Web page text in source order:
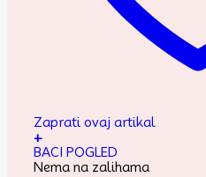
Zaprati ovaj artikal
+
BACI POGLED
Nema na zalihama